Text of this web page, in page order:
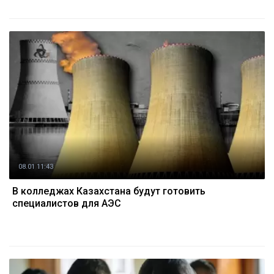
08.01 11:43
В колледжах Казахстана будут готовить
специалистов для АЭС